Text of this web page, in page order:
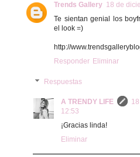
Trends Gallery 18 de
Te sientan genial los
el look =)
http://
Responder Eliminar
Respuestas
A TRENDY LIFE
12:53
¡Gracias linda!
Eliminar